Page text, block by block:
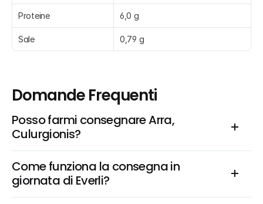
Proteine 6,0 g
Sale 0,79 g
Domande Frequenti
Posso farmi consegnare Arra,
Culurgionis?
Come funziona la consegna in
giornata di Everli?